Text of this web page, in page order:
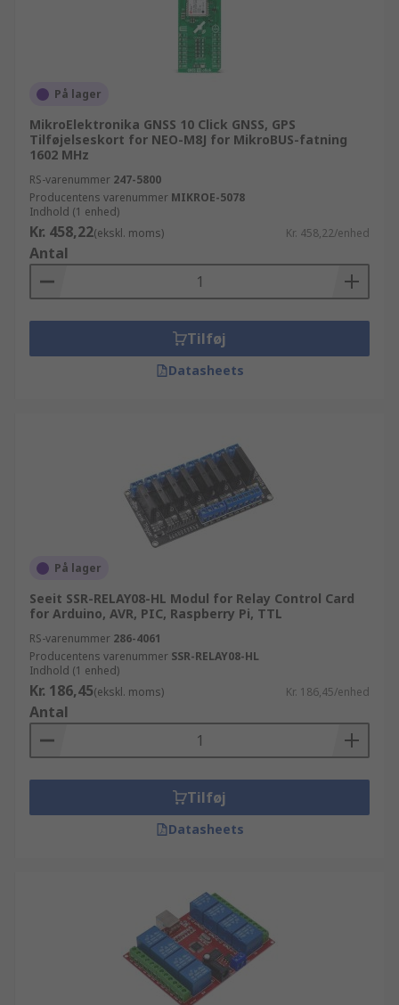
På lager
MikroElektronika GNSS 10 Click GNSS, GPS
Tilføjelseskort for NEO-M8J for MikroBUS-fatning
1602 MHz
RS-varenummer 247-5800
Producentens varenummer MIKROE-5078
Indhold (1 enhed)
Kr. 458,22(ekskl. moms) Kr. 458,22/enhed
Antal
Tilføj
Datasheets
På lager
Seeit SSR-RELAY08-HL Modul for Relay Control Card
for Arduino, AVR, PIC, Raspberry Pi, TTL
RS-varenummer 286-4061
Producentens varenummer SSR-RELAY08-HL
Indhold (1 enhed)
Kr. 186,45(ekskl. moms) Kr. 186,45/enhed
Antal
Tilføj
Datasheets